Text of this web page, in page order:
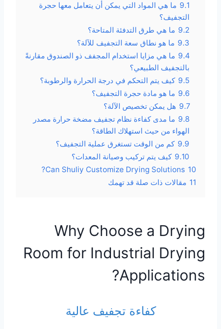
9.1 ما هي المواد التي يمكن أن يتعامل معها حجرة
التجفيف؟
9.2 ما هي طرق التدفئة المتاحة؟
9.3 ما هو نطاق سعة التجفيف للآلة؟
9.4 ما هي مزايا استخدام المجفف ذو الصندوق مقارنةً
بالتجفيف الطبيعي؟
9.5 كيف يتم التحكم في درجة الحرارة والرطوبة؟
9.6 ما هو مادة حجرة التجفيف؟
9.7 هل يمكن تخصيص الآلة؟
9.8 ما مدى كفاءة نظام تجفيف مضخة حرارة مصدر
الهواء من حيث استهلاك الطاقة؟
9.9 كم من الوقت تستغرق عملية التجفيف؟
9.10 كيف يتم تركيب وصيانة المعدات؟
10
Can Shuliy Customize Drying Solutions?
11 مقالات ذات صلة قد تهمك
Why Choose a Drying
Room for Industrial Drying
Applications?
كفاءة تجفيف عالية